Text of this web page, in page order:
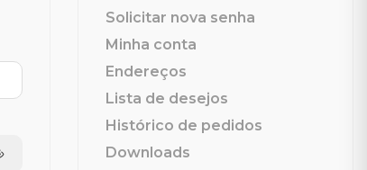
Solicitar nova senha
Minha conta
Endereços
Lista de desejos
Histórico de pedidos
Downloads